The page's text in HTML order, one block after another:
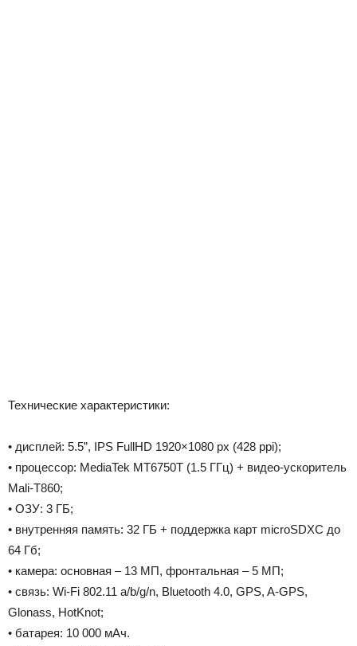
Технические характеристики:
• дисплей: 5.5”, IPS FullHD 1920×1080 px (428 ppi);
• процессор: MediaTek MT6750T (1.5 ГГц) + видео-ускоритель
Mali-T860;
• ОЗУ: 3 ГБ;
• внутренняя память: 32 ГБ + поддержка карт microSDXC до
64 Гб;
• камера: основная – 13 МП, фронтальная – 5 МП;
• связь: Wi-Fi 802.11 a/b/g/n, Bluetooth 4.0, GPS, A-GPS,
Glonass, HotKnot;
• батарея: 10 000 мАч.